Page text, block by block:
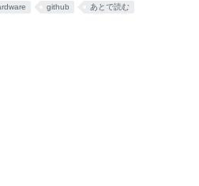
されるたびに
github あとで読む